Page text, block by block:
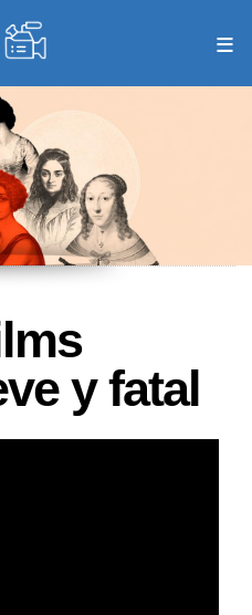
al
principal
y fatal